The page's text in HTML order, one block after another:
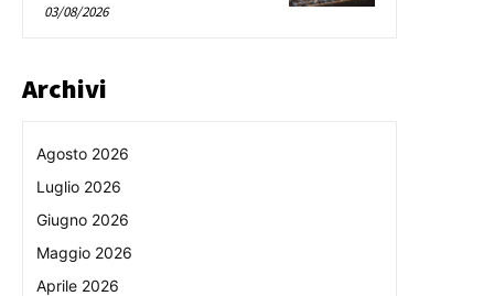
03/08/2026
Archivi
Agosto 2026
Luglio 2026
Giugno 2026
Maggio 2026
Aprile 2026